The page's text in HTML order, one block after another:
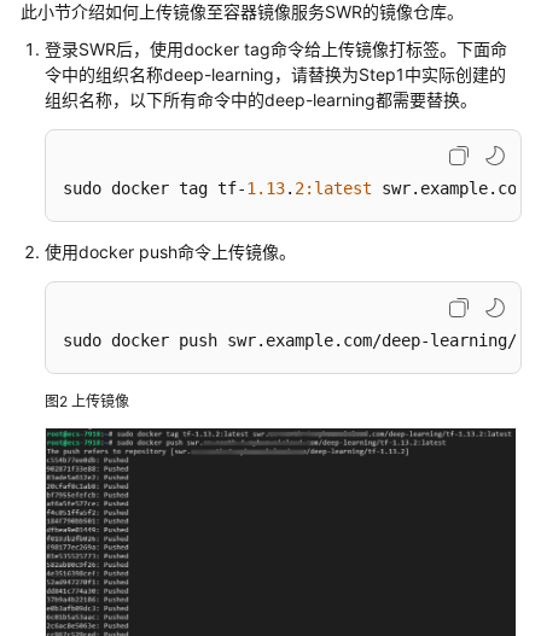
门
数
据
开
发
型
训
推
理
部
署
模
此小节介绍如何上传镜像至容器镜像服务SWR的镜像仓库。
登录SWR后，使用docker tag命令给上传镜像打标签。下面命
令中的组织名称deep-learning，请替换为Step1中实际创建的
组织名称，以下所有命令中的deep-learning都需要替换。
sudo docker tag tf-1.13. 2:latest
使用docker push命令上传镜像。
sudo docker push swr.example.com/deep-
图2 上传镜像